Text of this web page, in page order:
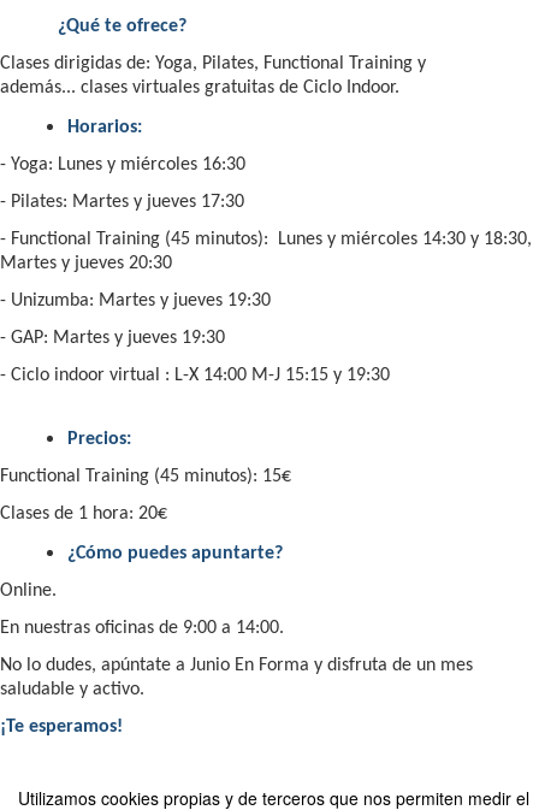
Utilizamos cookies propias y de terceros que nos permiten medir el
¿Qué te ofrece?
Clases dirigidas de: Yoga, Pilates, Functional Training y
además... clases virtuales gratuitas de Ciclo Indoor.
Horarios:
- Yoga: Lunes y miércoles 16:30
- Pilates: Martes y jueves 17:30
- Functional Training (45 minutos): Lunes y miércoles 14:30 y 18:30,
Martes y jueves 20:30
- Unizumba: Martes y jueves 19:30
- GAP: Martes y jueves 19:30
- Ciclo indoor virtual : L-X 14:00 M-J 15:15 y 19:30
Precios:
Functional Training (45 minutos): 15€
Clases de 1 hora: 20€
¿Cómo puedes apuntarte?
Online.
En nuestras oficinas de 9:00 a 14:00.
No lo dudes, apúntate a Junio En Forma y disfruta de un mes
saludable y activo.
¡Te esperamos!